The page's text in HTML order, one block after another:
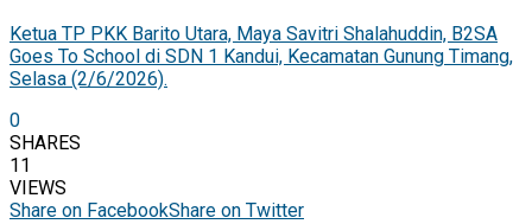
Ketua TP PKK Barito Utara, Maya Savitri Shalahuddin, B2SA
Goes To School di SDN 1 Kandui, Kecamatan Gunung Timang,
Selasa (2/6/2026).
0
SHARES
11
VIEWS
Share on FacebookShare on Twitter